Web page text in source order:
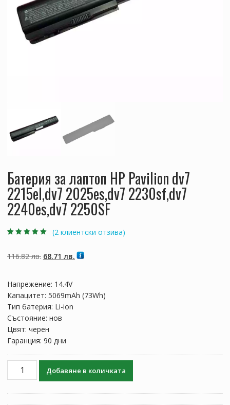
Батерия за лаптоп HP Pavilion dv7
2215el,dv7 2025es,dv7 2230sf,dv7
2240es,dv7 2250SF
потребителски
оценки
(2 клиентски отзива)
116.82лв. Original
116.82 лв..
68.71 лв.Текущата
Напрежение: 14.4V
Капацитет: 5069mAh (73Wh)
Тип батерия: Li-ion
Състояние: нов
Цвят: черен
Гаранция: 90 дни
количество
Добавяне в количката